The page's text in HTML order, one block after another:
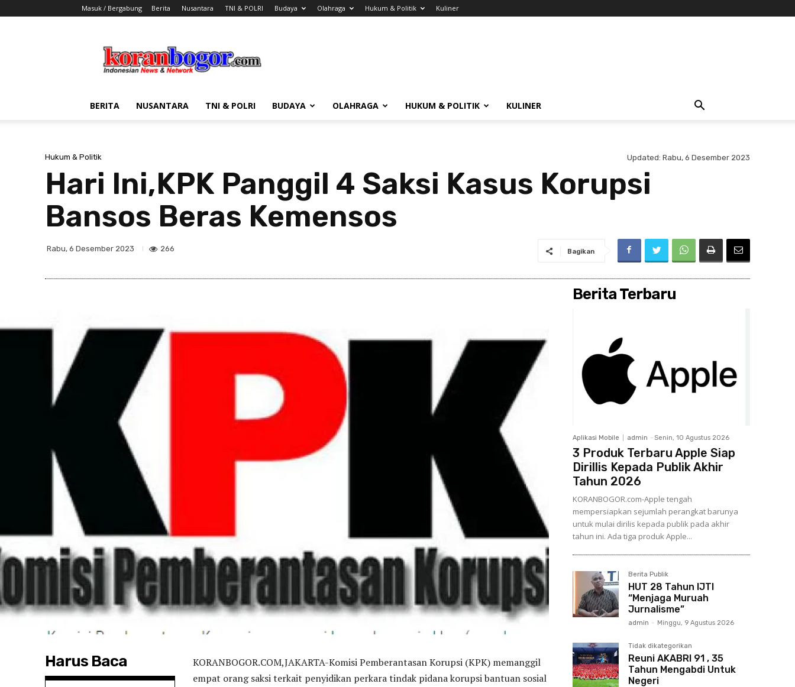
Masuk / Bergabung Berita Nusantara TNI & POLRI Budaya Olahraga Hukum & Politik Kuliner
Bogor
BERITA NUSANTARA TNI & POLRI BUDAYA OLAHRAGA HUKUM & POLITIK KULINER
Hukum & Politik Updated: Rabu, 6 Desember 2023
Hari Ini,KPK Panggil 4 Saksi Kasus Korupsi
Bansos Beras Kemensos
Rabu, 6 Desember 2023 266 Bagikan
Harus Baca
KORANBOGOR.COM,JAKARTA-Komisi Pemberantasan Korupsi (KPK) memanggil
empat orang saksi terkait penyidikan perkara tindak pidana korupsi bantuan sosial
Berita Terbaru
Aplikasi Mobile admin - Senin, 10 Agustus 2026
3 Produk Terbaru Apple Siap
Dirillis Kepada Publik Akhir
Tahun 2026
KORANBOGOR.com-Apple tengah
mempersiapkan sejumlah perangkat barunya
untuk mulai dirilis kepada publik pada akhir
tahun ini. Ada tiga produk Apple...
Berita Publik
HUT 28 Tahun IJTI
“Menjaga Muruah
Jurnalisme”
admin - Minggu, 9 Agustus 2026
Tidak dikategorikan
Reuni AKABRI 91 , 35
Tahun Mengabdi Untuk
Negeri